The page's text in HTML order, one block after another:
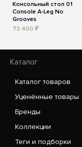
Консольный стол 01
Console A-Leg No
Grooves
73 400 ₽
Каталог
Каталог товаров
Уценённые товары
Бренды
Коллекции
Теги и подборки